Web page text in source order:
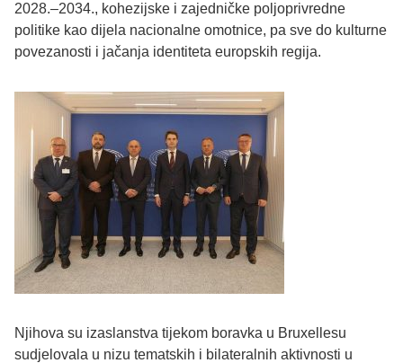
2028.–2034., kohezijske i zajedničke poljoprivredne
politike kao dijela nacionalne omotnice, pa sve do kulturne
povezanosti i jačanja identiteta europskih regija.
Njihova su izaslanstva tijekom boravka u Bruxellesu
sudjelovala u nizu tematskih i bilateralnih aktivnosti u